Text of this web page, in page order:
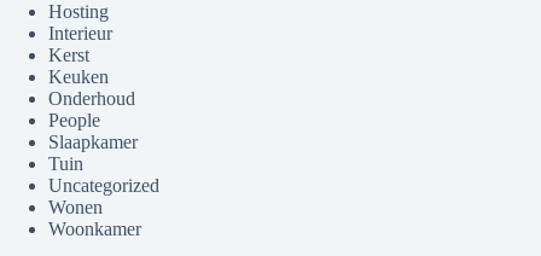
Hosting
Interieur
Kerst
Keuken
Onderhoud
People
Slaapkamer
Tuin
Uncategorized
Wonen
Woonkamer